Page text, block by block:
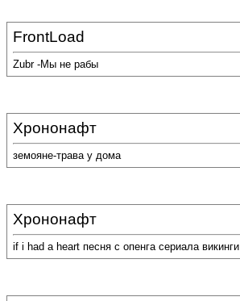
FrontLoad
Zubr -Мы не рабы
Хрононафт
земояне-трава у дома
Хрононафт
if i had a heart песня с опенга сериала викинги